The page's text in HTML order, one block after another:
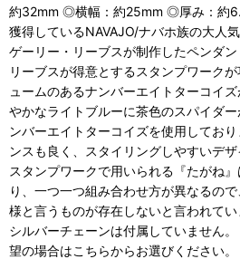
約32mm ◎横幅：約25mm ◎厚み：約
獲得しているNAVAJO/ナバホ族の大人
ゲーリー・リーブスが制作したペンダ
リーブスが得意とするスタンプワーク
ュームのあるナンバーエイトターコイ
やかなライトブルーに茶色のスパイダ
ンバーエイトターコイズを使用してお
ンスも良く、スタイリングしやすいデザ
スタンプワークで用いられる『たがね
り、一つ一つ組み合わせ方が異なるの
様と言うものが存在しないと言われて
シルバーチェーンは付属していません
望の場合はこちらからお選びください